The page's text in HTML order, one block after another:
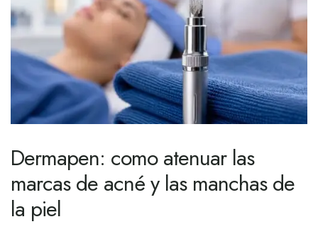
Dermapen: como atenuar las
marcas de acné y las manchas de
la piel